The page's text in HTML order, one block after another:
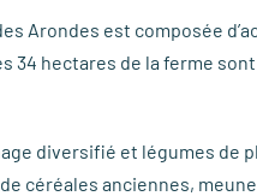
Arondes est composée
34 hectares de la ferme
diversifié et légumes de
céréales anciennes,